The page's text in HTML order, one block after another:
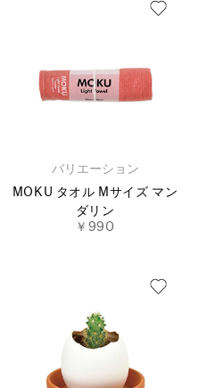
バリエーション
MOKU タオル Mサイズ マン
ダリン
￥990